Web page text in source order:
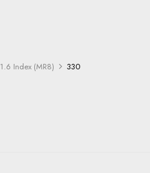
1.6 Index (MR8) 330